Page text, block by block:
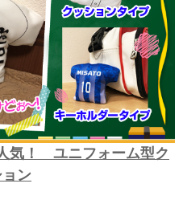
気！ ユニフォーム型ク
ョン